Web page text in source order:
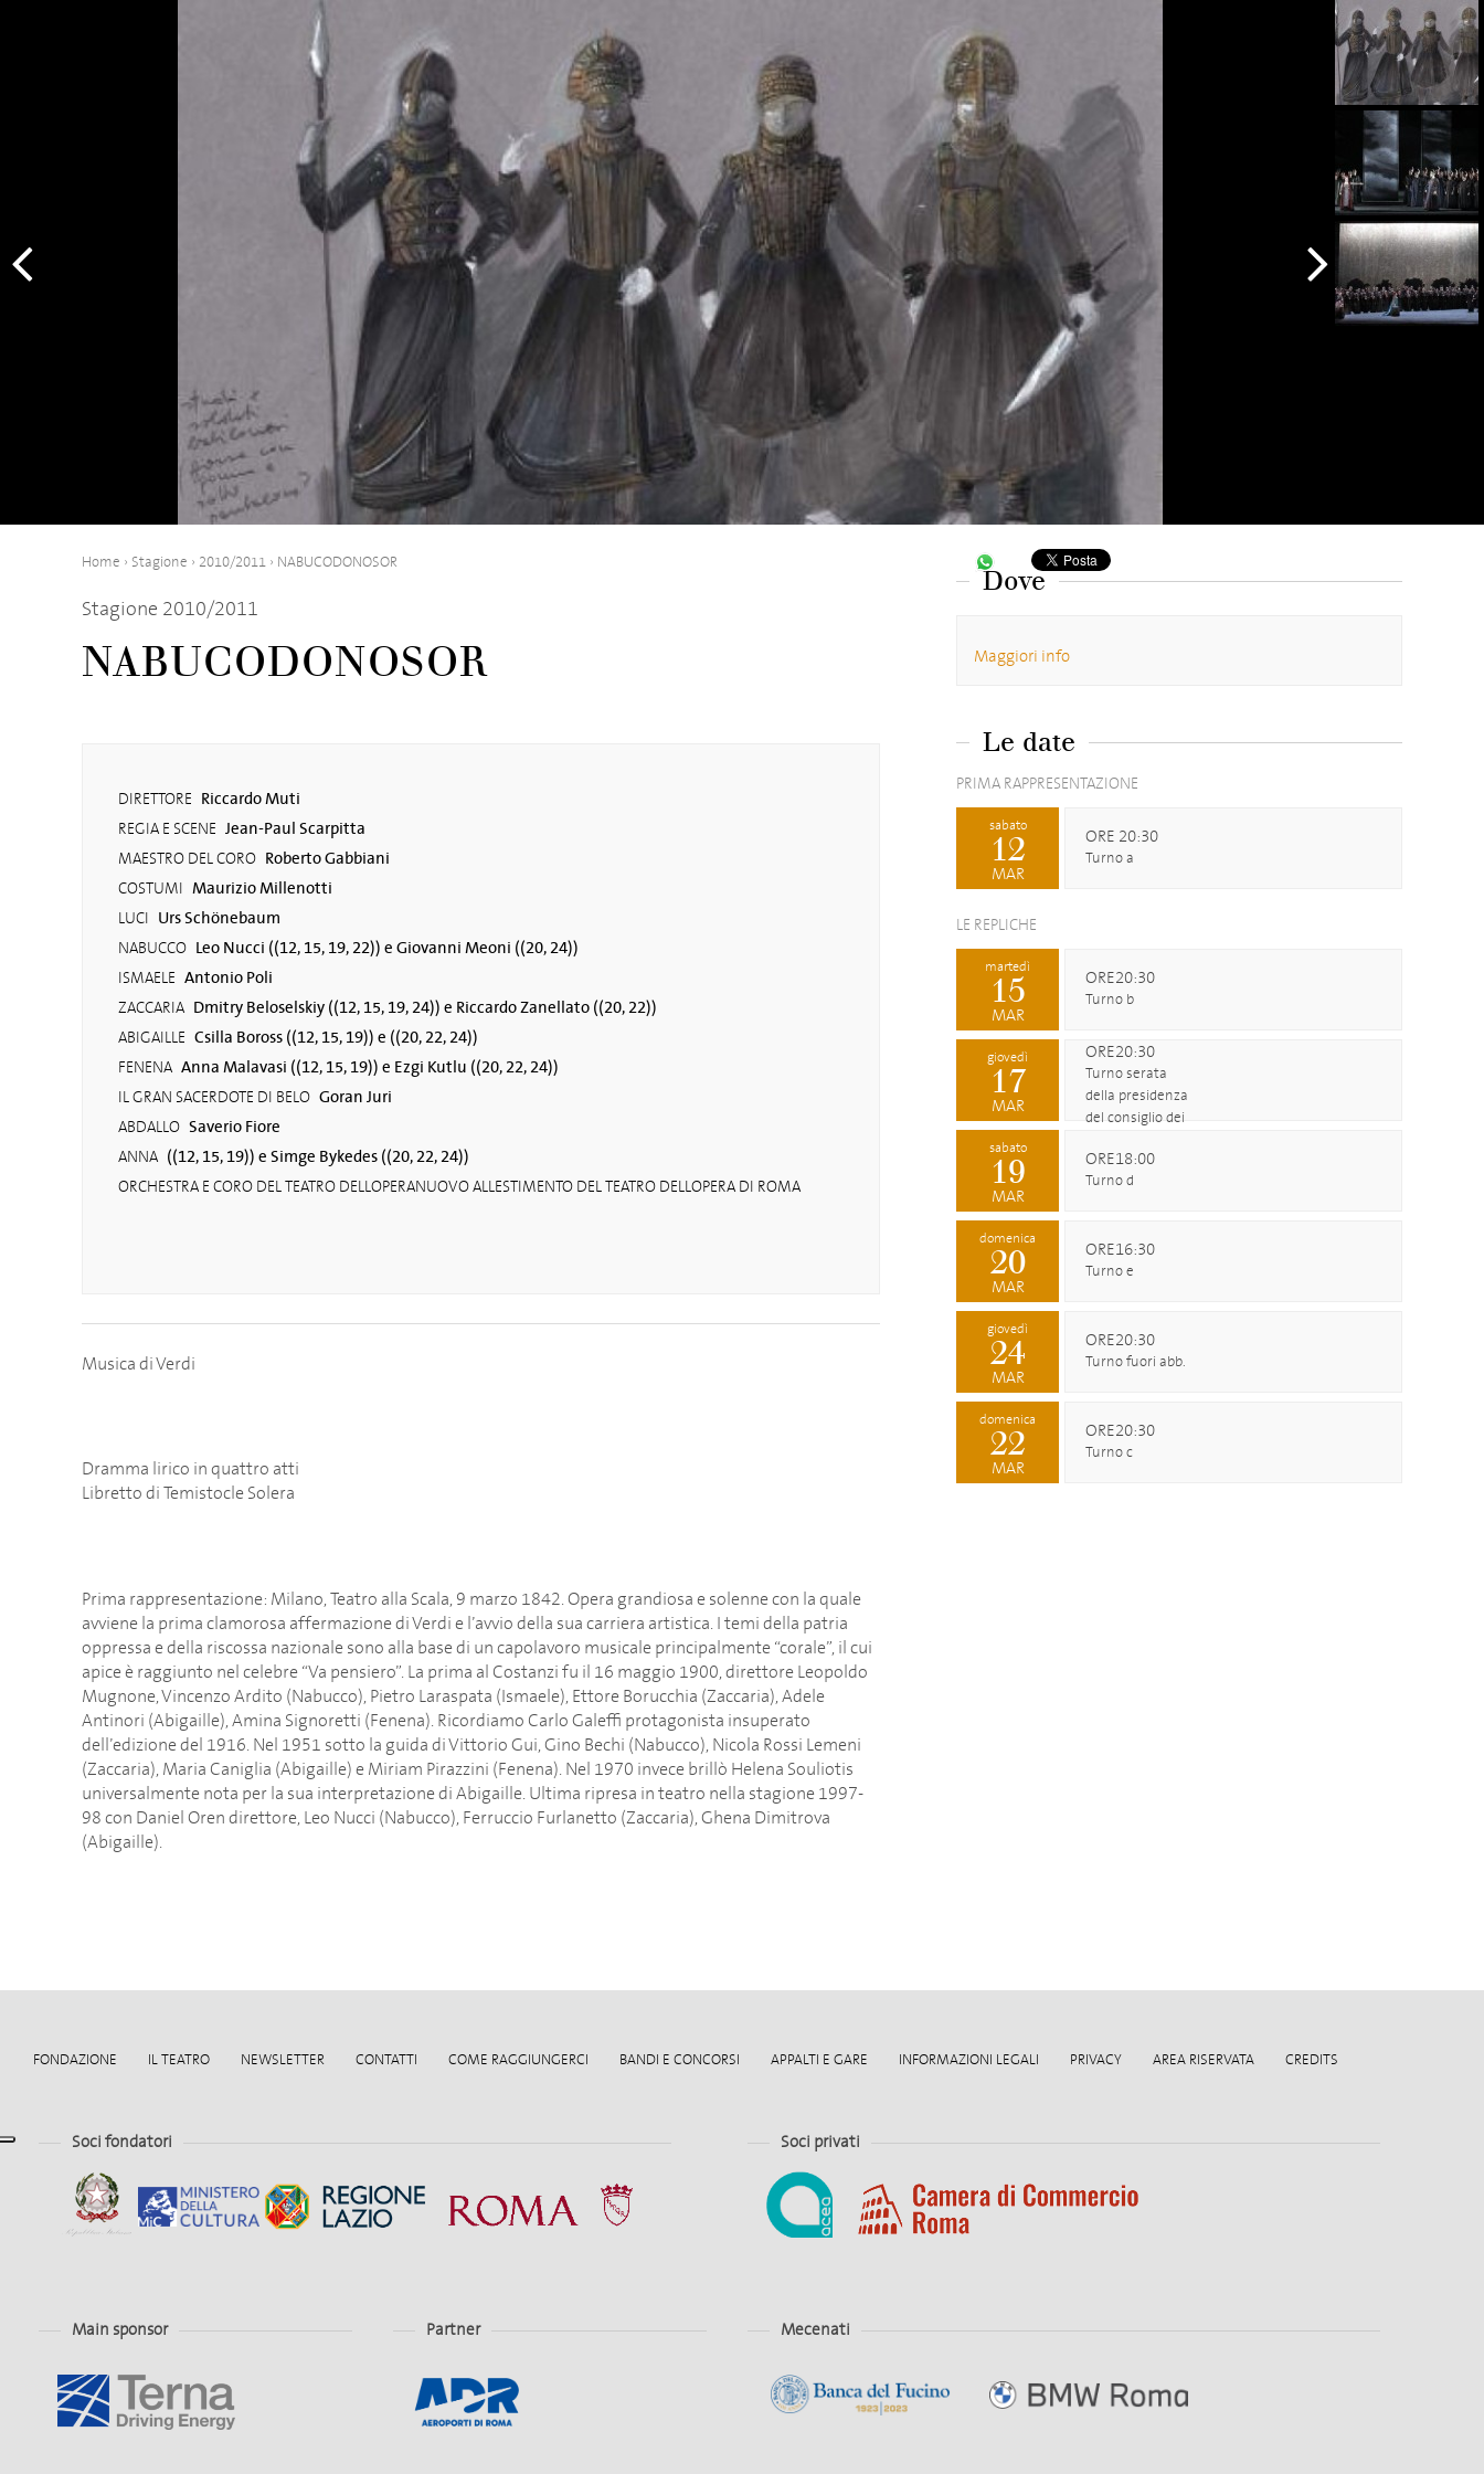
Home › Stagione › 2010/2011 › NABUCODONOSOR
Stagione 2010/2011
NABUCODONOSOR
DIRETTORE Riccardo Muti
REGIA E SCENE Jean-Paul Scarpitta
MAESTRO DEL CORO Roberto Gabbiani
COSTUMI Maurizio Millenotti
LUCI Urs Schönebaum
NABUCCO Leo Nucci ((12, 15, 19, 22)) e Giovanni Meoni ((20, 24))
ISMAELE Antonio Poli
ZACCARIA Dmitry Beloselskiy ((12, 15, 19, 24)) e Riccardo Zanellato ((20, 22))
ABIGAILLE Csilla Boross ((12, 15, 19)) e ((20, 22, 24))
FENENA Anna Malavasi ((12, 15, 19)) e Ezgi Kutlu ((20, 22, 24))
IL GRAN SACERDOTE DI BELO Goran Juri
ABDALLO Saverio Fiore
ANNA ((12, 15, 19)) e Simge Bykedes ((20, 22, 24))
ORCHESTRA E CORO DEL TEATRO DELLOPERANUOVO ALLESTIMENTO DEL TEATRO DELLOPERA DI ROMA
Musica di Verdi
Dramma lirico in quattro atti
Libretto di Temistocle Solera
Prima rappresentazione: Milano, Teatro alla Scala, 9 marzo 1842. Opera grandiosa e solenne con la quale
avviene la prima clamorosa affermazione di Verdi e l’avvio della sua carriera artistica. I temi della patria
oppressa e della riscossa nazionale sono alla base di un capolavoro musicale principalmente “corale”, il cui
apice è raggiunto nel celebre “Va pensiero”. La prima al Costanzi fu il 16 maggio 1900, direttore Leopoldo
Mugnone, Vincenzo Ardito (Nabucco), Pietro Laraspata (Ismaele), Ettore Borucchia (Zaccaria), Adele
Antinori (Abigaille), Amina Signoretti (Fenena). Ricordiamo Carlo Galeffi protagonista insuperato
dell’edizione del 1916. Nel 1951 sotto la guida di Vittorio Gui, Gino Bechi (Nabucco), Nicola Rossi Lemeni
(Zaccaria), Maria Caniglia (Abigaille) e Miriam Pirazzini (Fenena). Nel 1970 invece brillò Helena Souliotis
universalmente nota per la sua interpretazione di Abigaille. Ultima ripresa in teatro nella stagione 1997-
98 con Daniel Oren direttore, Leo Nucci (Nabucco), Ferruccio Furlanetto (Zaccaria), Ghena Dimitrova
(Abigaille).
Dove
Maggiori info
Le date
PRIMA RAPPRESENTAZIONE
sabato
12
MAR
ORE 20:30
Turno a
LE REPLICHE
martedì
15
MAR
ORE20:30
Turno b
giovedì
17
MAR
ORE20:30
Turno serata
della presidenza
del consiglio dei
sabato
19
MAR
ORE18:00
Turno d
domenica
20
MAR
ORE16:30
Turno e
giovedì
24
MAR
ORE20:30
Turno fuori abb.
domenica
22
MAR
ORE20:30
Turno c
FONDAZIONE IL TEATRO NEWSLETTER CONTATTI COME RAGGIUNGERCI BANDI E CONCORSI APPALTI E GARE INFORMAZIONI LEGALI PRIVACY AREA RISERVATA CREDITS
Soci fondatori Soci privati
Main sponsor Partner Mecenati